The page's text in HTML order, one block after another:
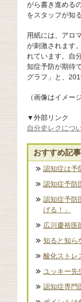
がら書き進める
をスタッフが知
用紙には、アロ
が刺激されます
れています。自
知症予防が期待
グラフ」と、
（画像はイメー
▼外部リンク
自分史レクにつ
おすすめ記
認知症は予
認知症予防
認知症予防
げる！」
広川慶裕医
知ると知ら
酸化ストレ
ユッキー先
認知症専門